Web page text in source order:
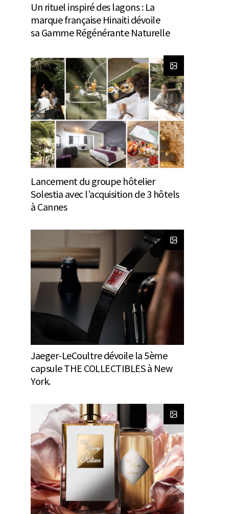
Un rituel inspiré des lagons : La
marque française Hinaiti dévoile
sa Gamme Régénérante Naturelle
Lancement du groupe hôtelier
Solestia avec l’acquisition de 3 hôtels
à Cannes
Jaeger-LeCoultre dévoile la 5ème
capsule THE COLLECTIBLES à New
York.